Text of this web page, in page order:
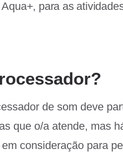
para as
de som deve
que o/a atende, mas
consideração para